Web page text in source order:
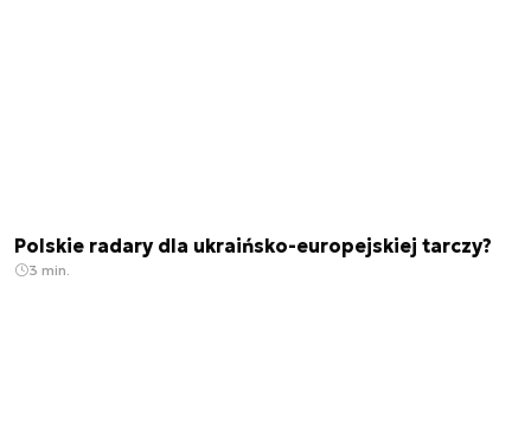
Polskie radary dla ukraińsko-europejskiej tarczy?
3 min.